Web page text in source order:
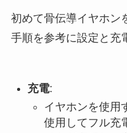
初めて骨伝導イヤホン
手順を参考に設定と充
充電:
イヤホンを使用
使用してフル充